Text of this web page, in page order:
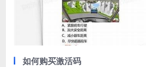
如何购买激活码